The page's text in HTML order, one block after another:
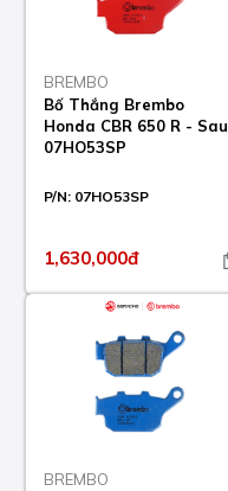
BREMBO
Bố Thắng Brembo
Honda CBR 650 R - Sau
07HO53SP
P/N: 07HO53SP
1,630,000đ
BREMBO